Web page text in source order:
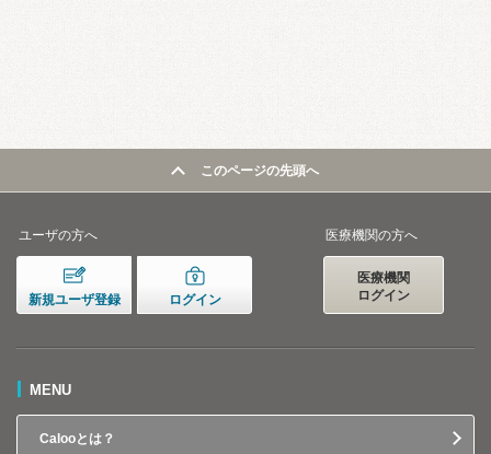
このページの先頭へ
ユーザの方へ
新規ユーザ登録 ログイン
医療機関の方へ
医療機関
ログイン
MENU
Calooとは？